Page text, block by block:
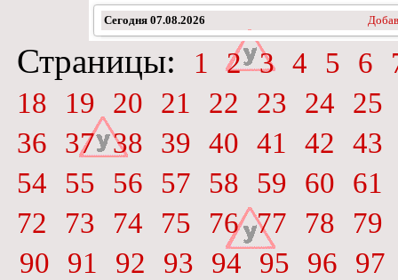
Сегодня 07.08.2026
Страницы: 1 2 3 4 5 6
18
19 20 21 22 23 24
25
36
37 38 39 40 41 42
43
54
55 56 57 58 59 60
61
72
73 74 75 76 77 78
79
90
91 92 93 94 95 96
97